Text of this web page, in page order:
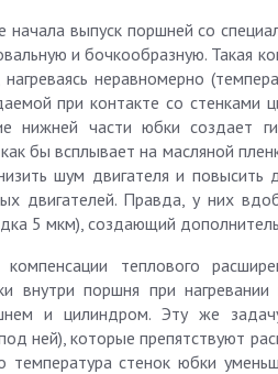
выпуск поршней со
и бочкообразную. Такая
неравномерно
при контакте со стенками
нижней части юбки создает
бы всплывает на масляной
шум двигателя и
двигателей. Правда, у них
5 мкм), создающий
теплового
внутри поршня при
и цилиндром. Эту же
ней), которые препятствуют
температура стенок юбки